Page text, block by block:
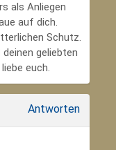
als Anliegen
auf dich.
Schutz.
geliebten
euch.
Antworten